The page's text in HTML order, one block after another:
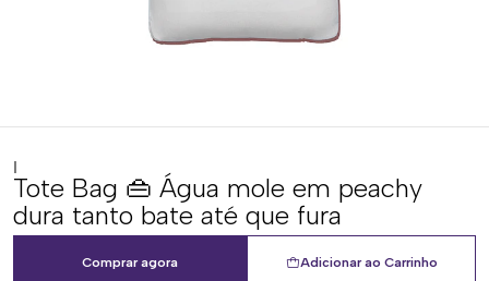
|
Tote Bag 👜 Água mole em peachy
dura tanto bate até que fura
Adicionar ao Carrinho
Comprar agora